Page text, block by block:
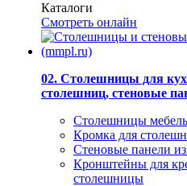
Каталоги
Смотреть онлайн
02. Столешницы для
столешниц, стеновые
Столешницы
Кромка для
Стеновые панели
Кронштейны для
столешницы